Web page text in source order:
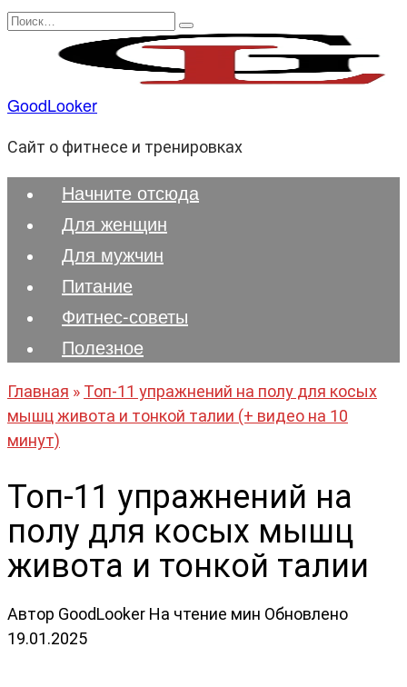
Перейти
содержанию
Search
GoodLooker
Сайт о фитнесе и тренировках
Начните отсюда
Для женщин
Для мужчин
Питание
Фитнес-советы
Полезноe
Главная » Топ-11 упражнений на полу для косых
мышц живота и тонкой талии (+ видео на 10
минут)
Топ-11 упражнений на
полу для косых мышц
живота и тонкой талии
Автор GoodLooker На чтение мин Обновлено
19.01.2025